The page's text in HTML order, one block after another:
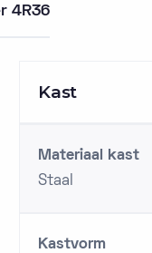
4R36
Kast
Materiaal kast
Staal
Kastvorm